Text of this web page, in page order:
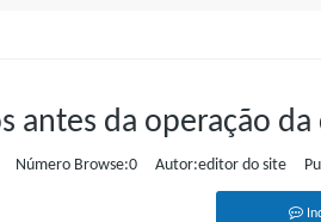
antes da operação
Número Browse:0Autor:editor do site